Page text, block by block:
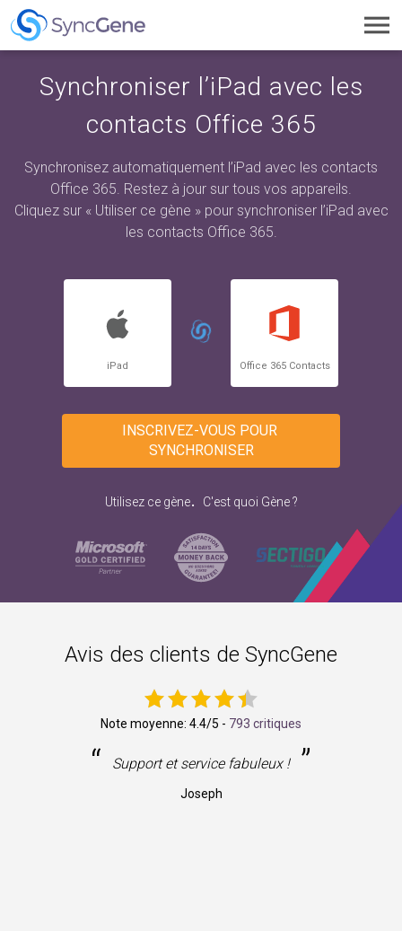
Synchroniser l’iPad avec les
contacts Office 365
Synchronisez automatiquement l’iPad avec les contacts
Office 365. Restez à jour sur tous vos appareils.
Cliquez sur « Utiliser ce gène » pour synchroniser l’iPad avec
les contacts Office 365.
iPad Office 365 Contacts
INSCRIVEZ-VOUS POUR
SYNCHRONISER
Utilisez ce gène. C'est quoi Gène ?
Avis des clients de SyncGene
Note moyenne: 4.4/5 - 793 critiques
“ Support et service fabuleux ! ”
Joseph